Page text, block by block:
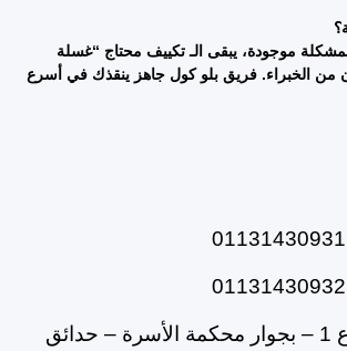
موجودة، يبقى الـ تكييف محتاج “غسلة
من الخبراء. فريق بلو كول جاهز ينقذك في أسرع
📍 مقرنا: 17 شارع 1 – بجوار محكمة الأسرة – حدائق